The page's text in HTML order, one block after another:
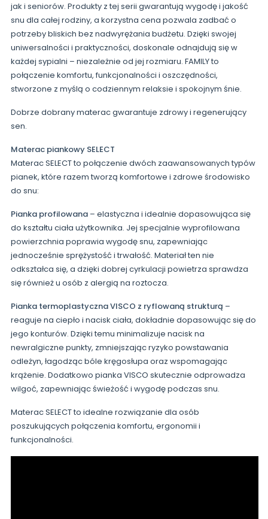
jak i seniorów. Produkty z tej serii gwarantują wygodę i jakość
snu dla całej rodziny, a korzystna cena pozwala zadbać o
potrzeby bliskich bez nadwyrężania budżetu. Dzięki swojej
uniwersalności i praktyczności, doskonale odnajdują się w
każdej sypialni – niezależnie od jej rozmiaru. FAMILY to
połączenie komfortu, funkcjonalności i oszczędności,
stworzone z myślą o codziennym relaksie i spokojnym śnie.
Dobrze dobrany materac gwarantuje zdrowy i regenerujący
sen.
Materac piankowy SELECT
Materac SELECT to połączenie dwóch zaawansowanych typów
pianek, które razem tworzą komfortowe i zdrowe środowisko
do snu:
Pianka profilowana – elastyczna i idealnie dopasowująca się
do kształtu ciała użytkownika. Jej specjalnie wyprofilowana
powierzchnia poprawia wygodę snu, zapewniając
jednocześnie sprężystość i trwałość. Materiał ten nie
odkształca się, a dzięki dobrej cyrkulacji powietrza sprawdza
się również u osób z alergią na roztocza.
Pianka termoplastyczna VISCO z ryflowaną strukturą –
reaguje na ciepło i nacisk ciała, dokładnie dopasowując się do
jego konturów. Dzięki temu minimalizuje nacisk na
newralgiczne punkty, zmniejszając ryzyko powstawania
odleżyn, łagodząc bóle kręgosłupa oraz wspomagając
krążenie. Dodatkowo pianka VISCO skutecznie odprowadza
wilgoć, zapewniając świeżość i wygodę podczas snu.
Materac SELECT to idealne rozwiązanie dla osób
poszukujących połączenia komfortu, ergonomii i
funkcjonalności.